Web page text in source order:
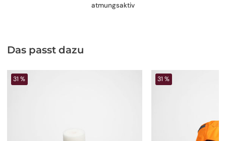
atmungsaktiv
Das passt dazu
31 % 31 %